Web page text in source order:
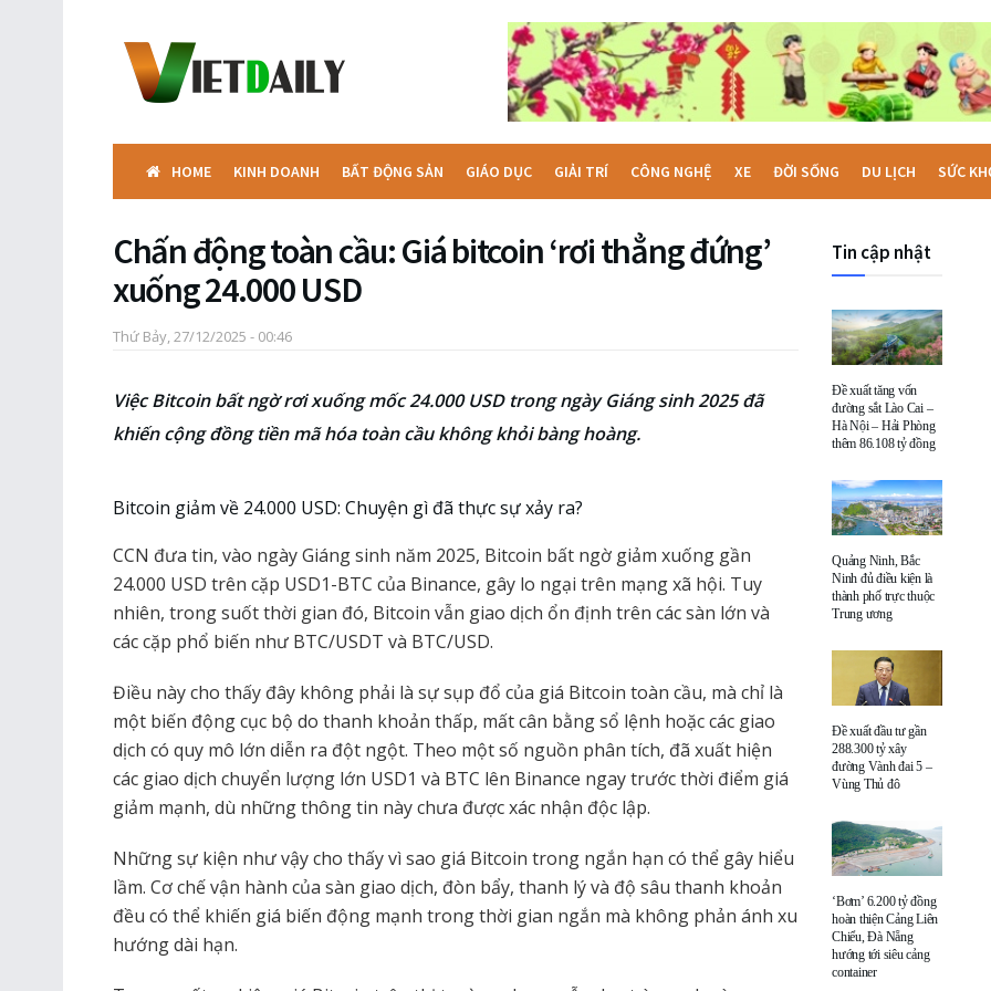
HOME KINH DOANH BẤT ĐỘNG SẢN GIÁO DỤC GIẢI TRÍ CÔNG NGHỆ XE ĐỜI SỐNG DU LỊCH SỨC
Chấn động toàn cầu: Giá bitcoin ‘rơi thẳng đứng’
xuống 24.000 USD
Thứ Bảy, 27/12/2025 - 00:46
Việc Bitcoin bất ngờ rơi xuống mốc 24.000 USD trong ngày Giáng sinh 2025 đã
khiến cộng đồng tiền mã hóa toàn cầu không khỏi bàng hoàng.
Bitcoin giảm về 24.000 USD: Chuyện gì đã thực sự xảy ra?
CCN đưa tin, vào ngày Giáng sinh năm 2025, Bitcoin bất ngờ giảm xuống gần
24.000 USD trên cặp USD1-BTC của Binance, gây lo ngại trên mạng xã hội. Tuy
nhiên, trong suốt thời gian đó, Bitcoin vẫn giao dịch ổn định trên các sàn lớn và
các cặp phổ biến như BTC/USDT và BTC/USD.
Điều này cho thấy đây không phải là sự sụp đổ của giá Bitcoin toàn cầu, mà chỉ là
một biến động cục bộ do thanh khoản thấp, mất cân bằng sổ lệnh hoặc các giao
dịch có quy mô lớn diễn ra đột ngột. Theo một số nguồn phân tích, đã xuất hiện
các giao dịch chuyển lượng lớn USD1 và BTC lên Binance ngay trước thời điểm giá
giảm mạnh, dù những thông tin này chưa được xác nhận độc lập.
Những sự kiện như vậy cho thấy vì sao giá Bitcoin trong ngắn hạn có thể gây hiểu
lầm. Cơ chế vận hành của sàn giao dịch, đòn bẩy, thanh lý và độ sâu thanh khoản
đều có thể khiến giá biến động mạnh trong thời gian ngắn mà không phản ánh xu
hướng dài hạn.
Tin cập nhật
Đề xuất tăng vốn
đường sắt Lào Cai –
Hà Nội – Hải Phòng
thêm 86.108 tỷ đồng
Quảng Ninh, Bắc
Ninh đủ điều kiện là
thành phố trực thuộc
Trung ương
Đề xuất đầu tư gần
288.300 tỷ xây
đường Vành đai 5 –
Vùng Thủ đô
‘Bơm’ 6.200 tỷ đồng
hoàn thiện Cảng Liên
Chiểu, Đà Nẵng
hướng tới siêu cảng
container